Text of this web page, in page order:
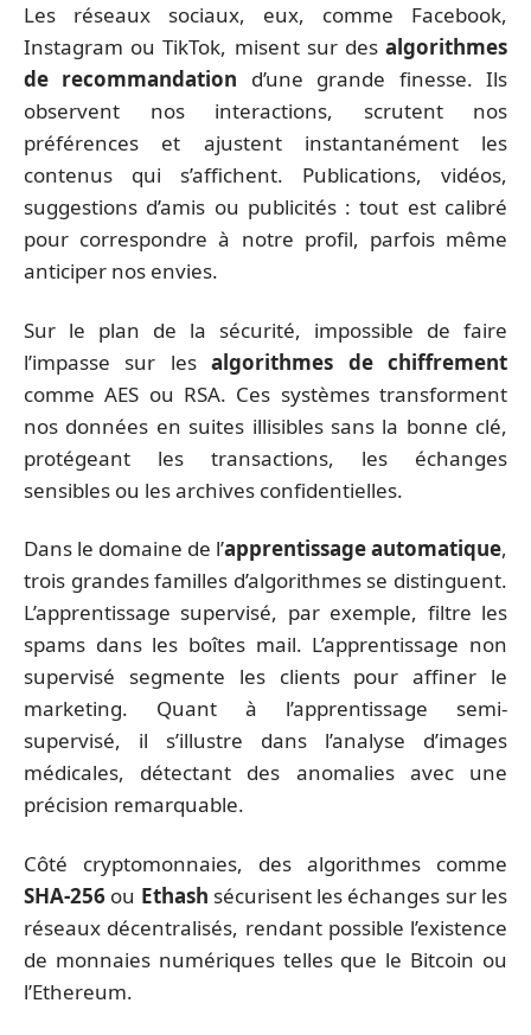
Les réseaux sociaux, eux, comme Facebook,
Instagram ou TikTok, misent sur des algorithmes
de recommandation d’une grande finesse. Ils
observent nos interactions, scrutent nos
préférences et ajustent instantanément les
contenus qui s’affichent. Publications, vidéos,
suggestions d’amis ou publicités : tout est calibré
pour correspondre à notre profil, parfois même
anticiper nos envies.
Sur le plan de la sécurité, impossible de faire
l’impasse sur lesalgorithmes de chiffrement
comme AES ou RSA. Ces systèmes transforment
nos données en suites illisibles sans la bonne clé,
protégeant les transactions, les échanges
sensibles ou les archives confidentielles.
Dans le domaine de l’apprentissage automatique,
trois grandes familles d’algorithmes se distinguent.
L’apprentissage supervisé, par exemple, filtre les
spams dans les boîtes mail. L’apprentissage non
supervisé segmente les clients pour affiner le
marketing. Quant à l’apprentissage semi-
supervisé, il s’illustre dans l’analyse d’images
médicales, détectant des anomalies avec une
précision remarquable.
Côté cryptomonnaies, des algorithmes comme
SHA-256 ou Ethash sécurisent les échanges sur les
réseaux décentralisés, rendant possible l’existence
de monnaies numériques telles que le Bitcoin ou
l’Ethereum.